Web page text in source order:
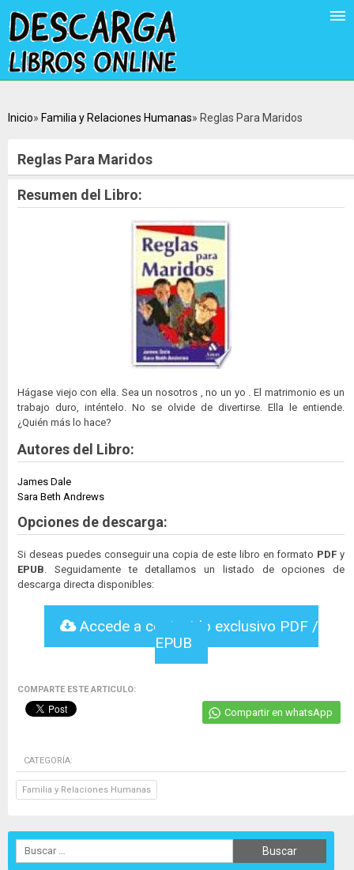
Inicio Familia y Relaciones Humanas Reglas Para Maridos
Reglas Para Maridos
Resumen del Libro:
Hágase viejo con ella. Sea un nosotros , no un yo . El matrimonio es un
trabajo duro, inténtelo. No se olvide de divertirse. Ella le entiende.
¿Quién más lo hace?
Autores del Libro:
James Dale
Sara Beth Andrews
Opciones de descarga:
Si deseas puedes conseguir una copia de este libro en formato PDF y
EPUB . Seguidamente te detallamos un listado de opciones de
descarga directa disponibles:
Accede a contenido exclusivo PDF /
EPUB
COMPARTE ESTE ARTICULO:
Compartir en whatsApp
CATEGORÍA:
Familia y Relaciones Humanas